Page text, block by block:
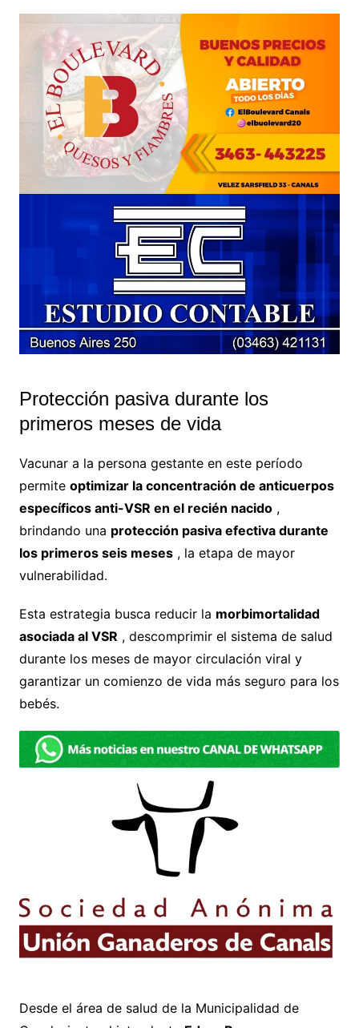
Protección pasiva durante los
primeros meses de vida
Vacunar a la persona gestante en este período
permite optimizar la concentración de anticuerpos
específicos anti-VSR en el recién nacido,
brindando una protección pasiva efectiva durante
los primeros seis meses, la etapa de mayor
vulnerabilidad.
Esta estrategia busca reducir la morbimortalidad
asociada al VSR , descomprimir el sistema de salud
durante los meses de mayor circulación viral y
garantizar un comienzo de vida más seguro para los
bebés.
Desde el área de salud de la Municipalidad de